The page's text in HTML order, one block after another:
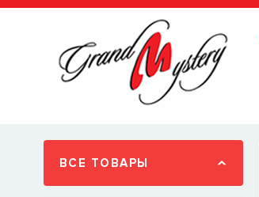
ВСЕ ТОВАРЫ